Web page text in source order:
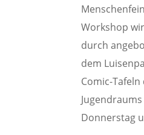
Workshop
durch
dem
Comic-
Donnerstag